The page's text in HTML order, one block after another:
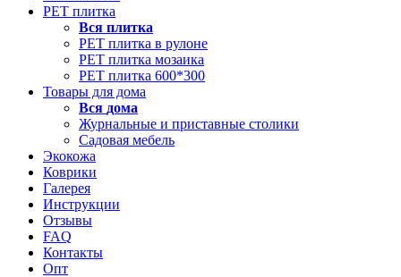
РЕТ плитка
Вся плитка
РЕТ плитка в рулоне
РЕТ плитка мозаика
РЕТ плитка 600*300
Товары для дома
Вся дома
Журнальные и приставные столики
Садовая мебель
Экокожа
Коврики
Галерея
Инструкции
Отзывы
FAQ
Контакты
Опт